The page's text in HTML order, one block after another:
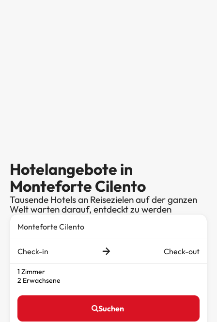
Hotelangebote in
Monteforte Cilento
Tausende Hotels an Reisezielen auf der ganzen
Welt warten darauf, entdeckt zu werden
Check-in Check-out
1 Zimmer
2 Erwachsene
Suchen